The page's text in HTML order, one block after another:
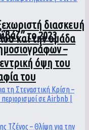
το 2023
–
όψη του
του
διασκευή
και την ομάδα